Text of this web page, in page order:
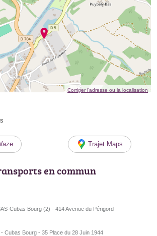
Corriger l’adresse ou la localisation
Trajet Maps
en commun
Cubas Bourg (2) - 414 Avenue du Périgord
Cubas Bourg - 35 Place du 28 Juin 1944